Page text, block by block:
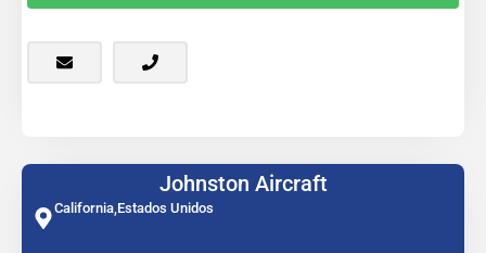
Johnston Aircraft
California, Estados Unidos